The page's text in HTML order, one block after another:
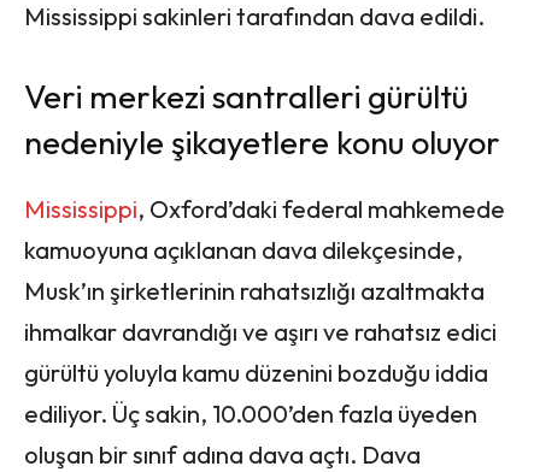
Mississippi sakinleri tarafından dava edildi.
Veri merkezi santralleri gürültü
nedeniyle şikayetlere konu oluyor
Mississippi, Oxford’daki federal mahkemede
kamuoyuna açıklanan dava dilekçesinde,
Musk’ın şirketlerinin rahatsızlığı azaltmakta
ihmalkar davrandığı ve aşırı ve rahatsız edici
gürültü yoluyla kamu düzenini bozduğu iddia
ediliyor. Üç sakin, 10.000’den fazla üyeden
oluşan bir sınıf adına dava açtı. Dava